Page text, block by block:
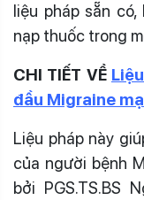
liệu pháp sẵn
nạp thuốc trong
CHI TIẾT VỀ
đầu Migraine
Liệu pháp này
của người bệnh
bởi PGS.TS.BS